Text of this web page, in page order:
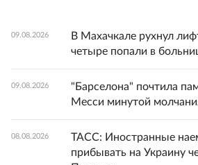
09.08.2026
В Махачкале рухнул
четыре попали в
09.08.2026
"Барселона" почтила
Месси минутой
08.08.2026
ТАСС: Иностранные
прибывать на Украину